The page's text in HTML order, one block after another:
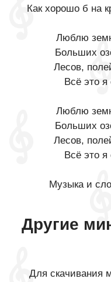
Как хорошо б на
Люблю
Больших
Лесов,
Всё это
Люблю
Больших
Лесов,
Всё это
Музыка и
Другие
Для скачивания